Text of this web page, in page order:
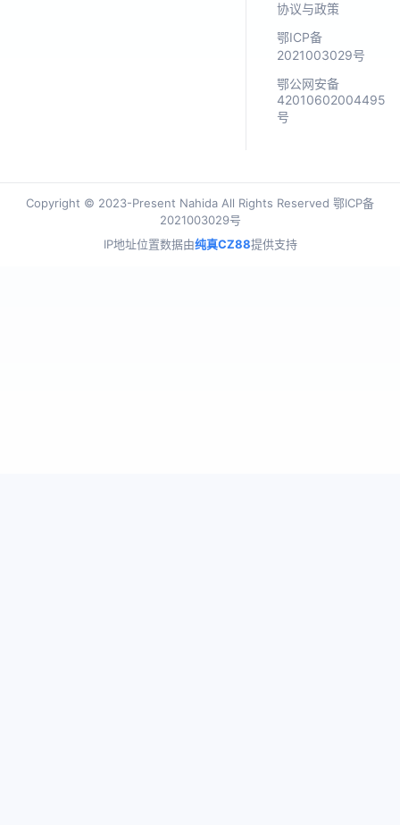
协议与政策
鄂ICP备
2021003029号
鄂公网安备
42010602004495
号
Copyright © 2023-Present Nahida All Rights Reserved 鄂ICP备
2021003029号
IP地址位置数据由纯真CZ88提供支持